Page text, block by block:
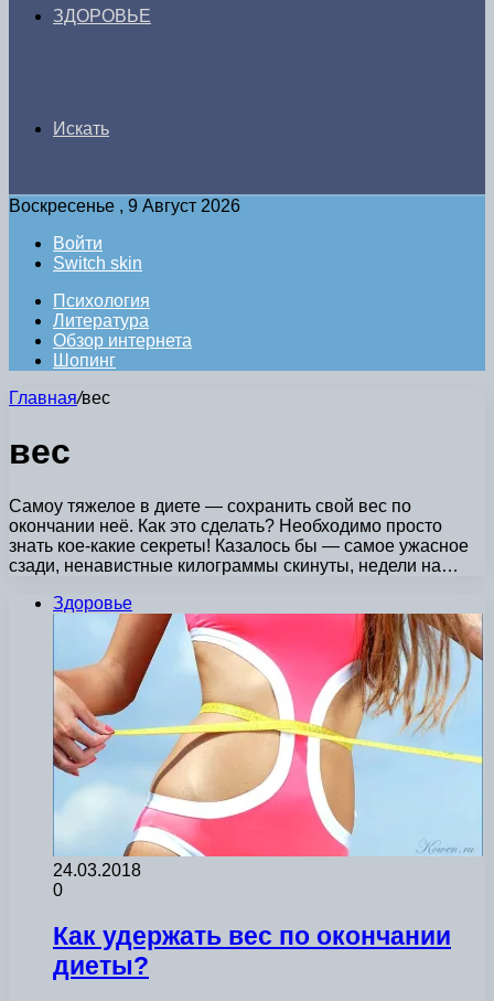
ЗДОРОВЬЕ
Искать
Воскресенье , 9 Август 2026
Войти
Switch skin
Психология
Литература
Обзор интернета
Шопинг
Главная/вес
вес
Самоу тяжелое в диете — сохранить свой вес по
окончании неё. Как это сделать? Необходимо просто
знать кое-какие секреты! Казалось бы — самое ужасное
сзади, ненавистные килограммы скинуты, недели на…
Здоровье
24.03.2018
0
Как удержать вес по окончании
диеты?